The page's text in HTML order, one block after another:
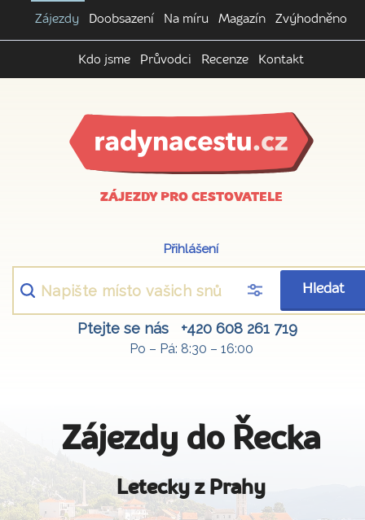
Zájezdy Doobsazení Na míru Magazín Zvýhodněno
Kdo jsme Průvodci Recenze Kontakt
ZÁJEZDY PRO CESTOVATELE
Přihlášení
Hledat
Ptejte se nás +420 608 261 719
Po – Pá: 8:30 – 16:00
Zájezdy do Řecka
Letecky z Prahy